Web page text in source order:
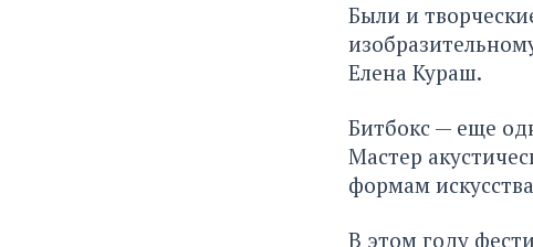
Были и
Елена Кураш.
Битбокс — еще
Мастер
формам
В этом году